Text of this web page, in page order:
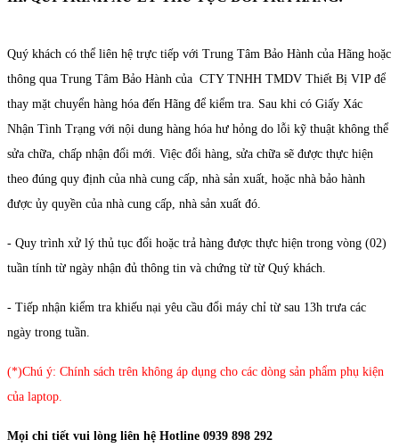
Quý khách có thể liên hệ trực tiếp với Trung Tâm Bảo Hành của Hãng hoặc
thông qua Trung Tâm Bảo Hành của CTY TNHH TMDV Thiết Bị VIP để
thay mặt chuyển hàng hóa đến Hãng để kiểm tra. Sau khi có Giấy Xác
Nhận Tình Trạng với nội dung hàng hóa hư hỏng do lỗi kỹ thuật không thể
sửa chữa, chấp nhận đổi mới. Việc đổi hàng, sửa chữa sẽ được thực hiện
theo đúng quy định của nhà cung cấp, nhà sản xuất, hoặc nhà bảo hành
được ủy quyền của nhà cung cấp, nhà sản xuất đó.
- Quy trình xử lý thủ tục đổi hoặc trả hàng được thực hiện trong vòng (02)
tuần tính từ ngày nhận đủ thông tin và chứng từ từ Quý khách.
- Tiếp nhận kiểm tra khiếu nại yêu cầu đổi máy chỉ từ sau 13h trưa các
ngày trong tuần.
(*)Chú ý: Chính sách trên không áp dụng cho các dòng sản phẩm phụ kiện
của laptop.
Mọi chi tiết vui lòng liên hệ Hotline 0939 898 292